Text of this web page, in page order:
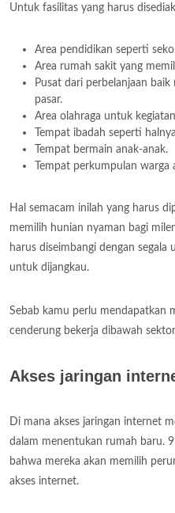
Untuk fasilitas yang harus
Area pendidikan seperti
Area rumah sakit yang
Pusat dari perbelanjaan
pasar.
Area olahraga untuk
Tempat ibadah seperti
Tempat bermain anak-anak.
Tempat perkumpulan warga
Hal semacam inilah yang harus
memilih hunian nyaman bagi
harus diseimbangi dengan
untuk dijangkau.
Sebab kamu perlu mendapatkan
cenderung bekerja dibawah
Akses jaringan
Di mana akses jaringan internet
dalam menentukan rumah baru.
bahwa mereka akan memilih
akses internet.